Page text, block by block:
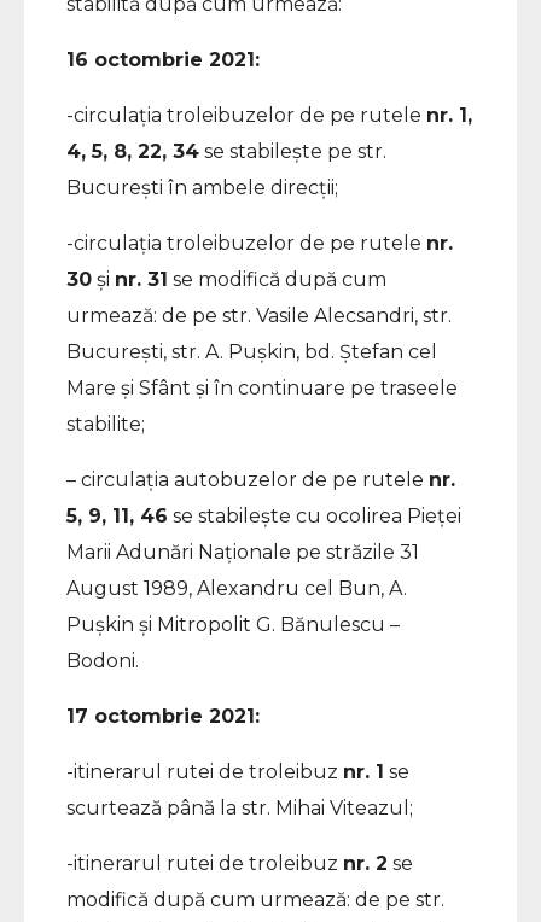
16 octombrie 2021:
-circulația troleibuzelor de pe rutele nr. 1,
4, 5, 8, 22, 34 se stabilește pe str.
București în ambele direcții;
-circulația troleibuzelor de pe rutele nr.
30 și nr. 31 se modifică după cum
urmează: de pe str. Vasile Alecsandri, str.
București, str. A. Pușkin, bd. Ștefan cel
Mare și Sfânt și în continuare pe traseele
stabilite;
– circulația autobuzelor de pe rutele nr.
5, 9, 11, 46 se stabilește cu ocolirea Pieței
Marii Adunări Naționale pe străzile 31
August 1989, Alexandru cel Bun, A.
Pușkin și Mitropolit G. Bănulescu –
Bodoni.
17 octombrie 2021:
-itinerarul rutei de troleibuz nr. 1 se
scurtează până la str. Mihai Viteazul;
-itinerarul rutei de troleibuz nr. 2 se
modifică după cum urmează: de pe str.